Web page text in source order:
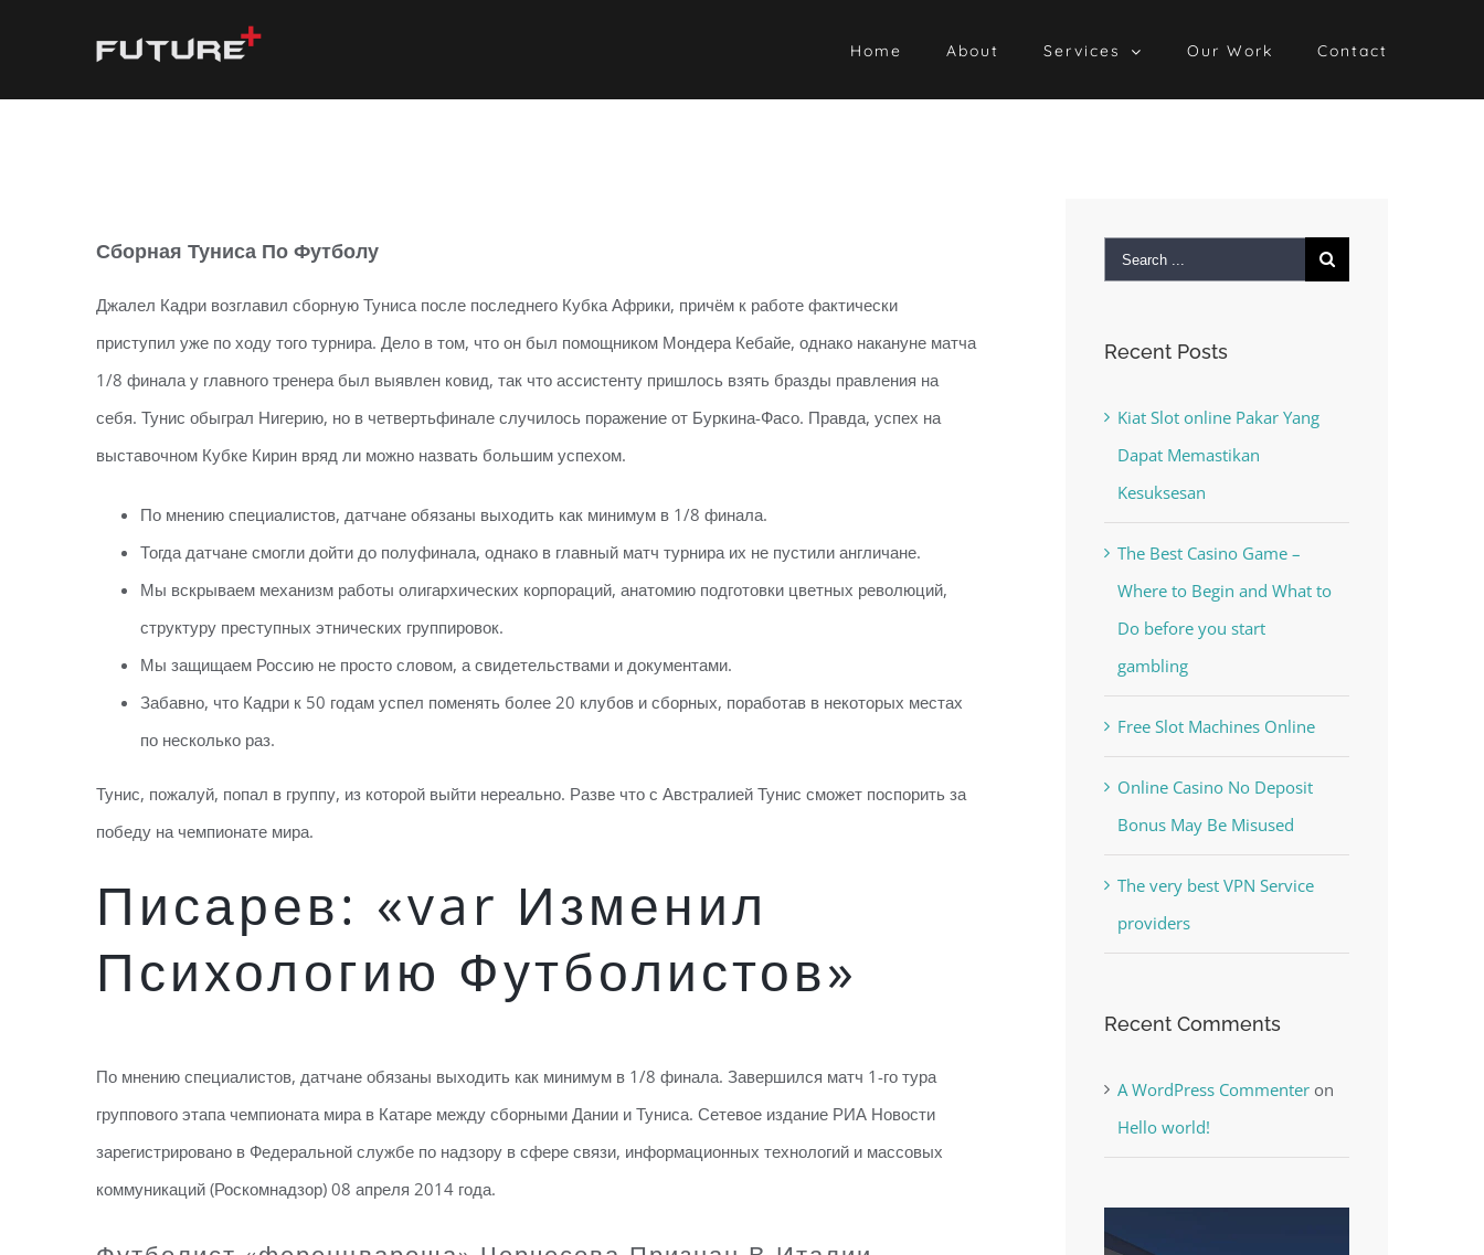
Home About Services Our Work Contact
Сборная Туниса По Футболу
Джалел Кадри возглавил сборную Туниса после последнего Кубка Африки, причём к работе фактически
приступил уже по ходу того турнира. Дело в том, что он был помощником Мондера Кебайе, однако накануне матча
1/8 финала у главного тренера был выявлен ковид, так что ассистенту пришлось взять бразды правления на
себя. Тунис обыграл Нигерию, но в четвертьфинале случилось поражение от Буркина-Фасо. Правда, успех на
выставочном Кубке Кирин вряд ли можно назвать большим успехом.
По мнению специалистов, датчане обязаны выходить как минимум в 1/8 финала.
Тогда датчане смогли дойти до полуфинала, однако в главный матч турнира их не пустили англичане.
Мы вскрываем механизм работы олигархических корпораций, анатомию подготовки цветных революций,
структуру преступных этнических группировок.
Мы защищаем Россию не просто словом, а свидетельствами и документами.
Забавно, что Кадри к 50 годам успел поменять более 20 клубов и сборных, поработав в некоторых местах
по несколько раз.
Тунис, пожалуй, попал в группу, из которой выйти нереально. Разве что с Австралией Тунис сможет поспорить за
победу на чемпионате мира.
Писарев: «var Изменил
Психологию Футболистов»
По мнению специалистов, датчане обязаны выходить как минимум в 1/8 финала. Завершился матч 1-го тура
группового этапа чемпионата мира в Катаре между сборными Дании и Туниса. Сетевое издание РИА Новости
зарегистрировано в Федеральной службе по надзору в сфере связи, информационных технологий и массовых
коммуникаций (Роскомнадзор) 08 апреля 2014 года.
Search
Recent Posts
Kiat Slot online Pakar Yang
Dapat Memastikan
Kesuksesan
The Best Casino Game –
Where to Begin and What to
Do before you start
gambling
Free Slot Machines Online
Online Casino No Deposit
Bonus May Be Misused
The very best VPN Service
providers
Recent Comments
A WordPress Commenteron
Hello world!